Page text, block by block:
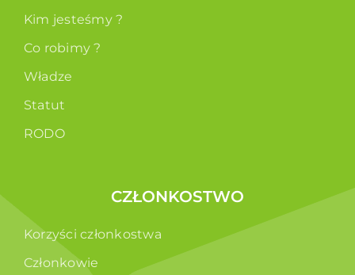
Kim jesteśmy ?
Co robimy ?
Władze
Statut
RODO
CZŁONKOSTWO
Korzyści członkostwa
Członkowie